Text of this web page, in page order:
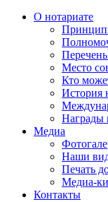
О нотариате
Место
Кто
История
Награды
Медиа
Наши
Печать
Медиа-
Контакты